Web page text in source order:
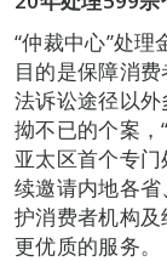
“仲裁中心”处理
目的是保障消
法诉讼途径以
拗不已的个案，
亚太区首个专
续邀请内地各
护消费者机构
更优质的服务。